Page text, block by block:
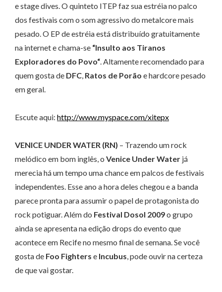
e stage dives. O quinteto ITEP faz sua estréia no palco
dos festivais com o som agressivo do metalcore mais
pesado. O EP de estréia está distribuído gratuitamente
na internet e chama-se “Insulto aos Tiranos
Exploradores do Povo“. Altamente recomendado para
quem gosta de DFC, Ratos de Porão e hardcore pesado
em geral.
Escute aqui: http://www.myspace.com/xitepx
VENICE UNDER WATER (RN) – Trazendo um rock
melódico em bom inglês, o Venice Under Water já
merecia há um tempo uma chance em palcos de festivais
independentes. Esse ano a hora deles chegou e a banda
parece pronta para assumir o papel de protagonista do
rock potiguar. Além do Festival Dosol 2009o grupo
ainda se apresenta na edição drops do evento que
acontece em Recife no mesmo final de semana. Se você
gosta de Foo Fighters e Incubus, pode ouvir na certeza
de que vai gostar.